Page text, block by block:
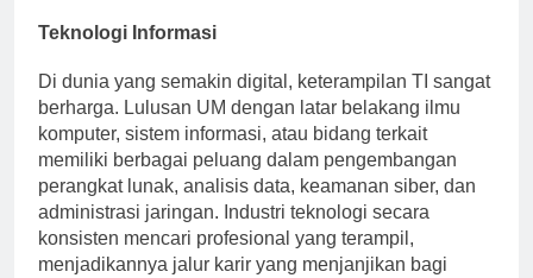
Teknologi Informasi
Di dunia yang semakin digital, keterampilan TI sangat
berharga. Lulusan UM dengan latar belakang ilmu
komputer, sistem informasi, atau bidang terkait
memiliki berbagai peluang dalam pengembangan
perangkat lunak, analisis data, keamanan siber, dan
administrasi jaringan. Industri teknologi secara
konsisten mencari profesional yang terampil,
menjadikannya jalur karir yang menjanjikan bagi